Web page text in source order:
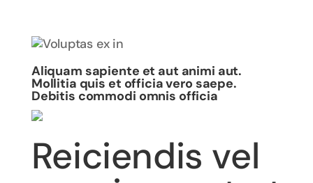
Aliquam sapiente et aut animi aut.
Mollitia quis et officia vero saepe.
Debitis commodi omnis officia
Reiciendis vel